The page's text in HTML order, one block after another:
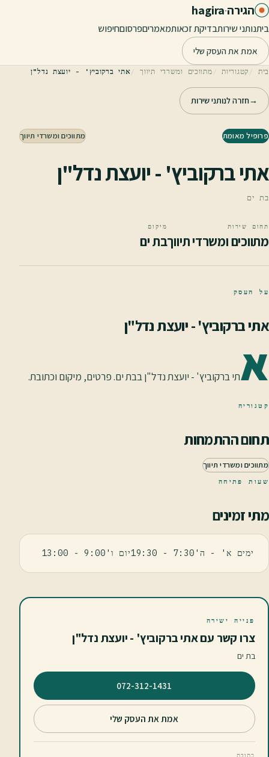
דלג לתוכן הראשי
הגירה·
hagira
ביתנותני שירותבדיקת זכאותמאמריםפרסוםחיפוש
אמת את העסק שלי
בית קטגוריות מתווכים ומשרדי תיווך אתי ברקוביץ' - יועצת נדל"ן
→חזרה לנותני שירות
פרופיל מאומת מתווכים ומשרדי תיווך
אתי ברקוביץ' - יועצת נדל"ן
בת ים
תחום שירות
מתווכים ומשרדי תיווך
מיקום
בת ים
על העסק
אתי ברקוביץ' - יועצת נדל"ן
אתי ברקוביץ' - יועצת נדל"ן בבת ים. פרטים, מיקום וכתובת.
קטגוריה
תחום ההתמחות
מתווכים ומשרדי תיווך
שעות פתיחה
מתי זמינים
ימים א' - ה'7:30 - 19:30יום ו'9:00 - 13:00
פנייה ישירה
צרו קשר עם אתי ברקוביץ' - יועצת נדל"ן
בת ים
⁦072-312-1431⁩
אמת את העסק שלי